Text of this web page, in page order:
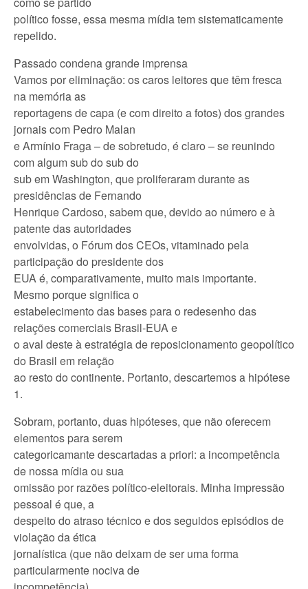
político fosse, essa mesma mídia tem sistematicamente
repelido.
Passado condena grande imprensa
Vamos por eliminação: os caros leitores que têm fresca
na memória as
reportagens de capa (e com direito a fotos) dos grandes
jornais com Pedro Malan
e Armínio Fraga – de sobretudo, é claro – se reunindo
com algum sub do sub do
sub em Washington, que proliferaram durante as
presidências de Fernando
Henrique Cardoso, sabem que, devido ao número e à
patente das autoridades
envolvidas, o Fórum dos CEOs, vitaminado pela
participação do presidente dos
EUA é, comparativamente, muito mais importante.
Mesmo porque significa o
estabelecimento das bases para o redesenho das
relações comerciais Brasil-EUA e
o aval deste à estratégia de reposicionamento geopolítico
do Brasil em relação
ao resto do continente. Portanto, descartemos a hipótese
1.
Sobram, portanto, duas hipóteses, que não oferecem
elementos para serem
categoricamante descartadas a priori: a incompetência
de nossa mídia ou sua
omissão por razões político-eleitorais. Minha impressão
pessoal é que, a
despeito do atraso técnico e dos seguidos episódios de
violação da ética
jornalística (que não deixam de ser uma forma
particularmente nociva de